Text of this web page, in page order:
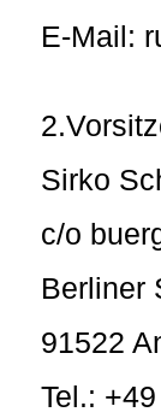
E-Mail:
Sirko
c/o
Berliner
91522
Tel.: